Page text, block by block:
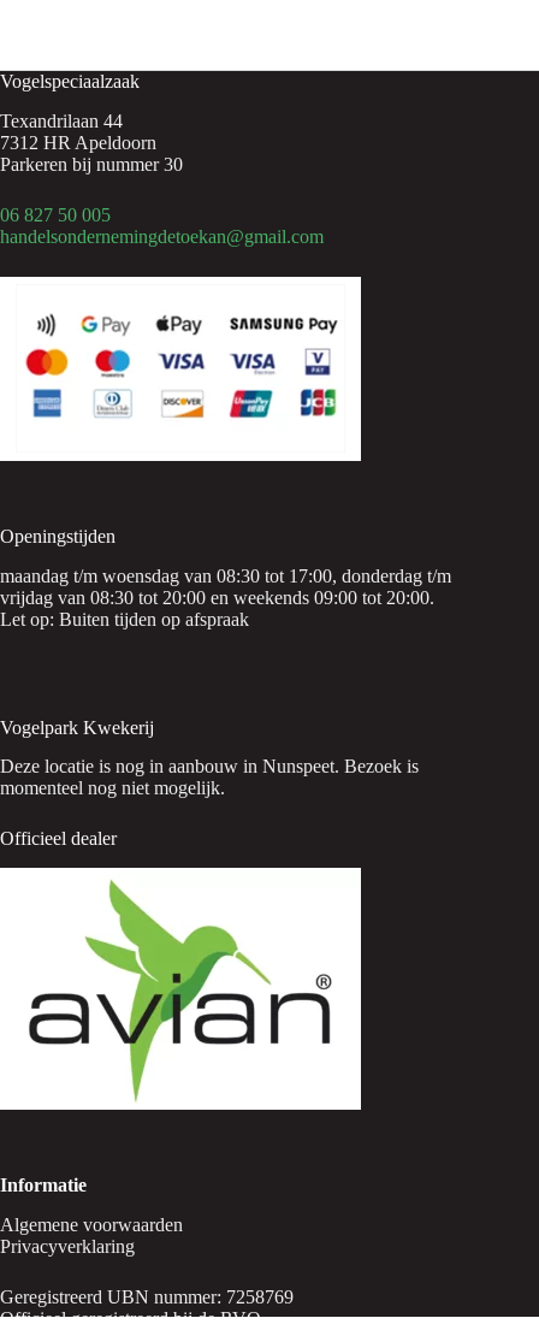
Vogelspeciaalzaak
Texandrilaan 44
7312 HR Apeldoorn
Parkeren bij nummer 30
06 827 50 005
handelsondernemingdetoekan@gmail.com
Openingstijden
maandag t/m woensdag van 08:30 tot 17:00, donderdag t/m
vrijdag van 08:30 tot 20:00 en weekends 09:00 tot 20:00.
Let op: Buiten tijden op afspraak
Vogelpark Kwekerij
Deze locatie is nog in aanbouw in Nunspeet. Bezoek is
momenteel nog niet mogelijk.
Officieel dealer
Informatie
Algemene voorwaarden
Privacyverklaring
Geregistreerd UBN nummer: 7258769
Officieel geregistreerd bij de RVO